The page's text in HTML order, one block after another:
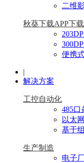
二维
秋葵下载APP下
便携
|
解决方案
工控自动化
485口
以太
基于
生产制造
电子